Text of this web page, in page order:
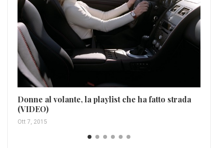
Donne al volante, la playlist che ha fatto strada
(VIDEO)
Ott 7, 2015